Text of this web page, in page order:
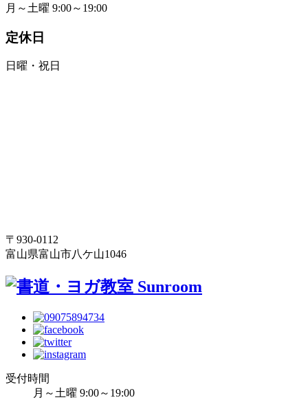
月～土曜 9:00～19:00
定休日
日曜・祝日
〒930-0112
富山県富山市八ケ山1046
受付時間
月～土曜 9:00～19:00